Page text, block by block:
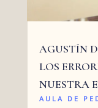
AGUSTÍN
LOS
NUESTRA
AULA DE